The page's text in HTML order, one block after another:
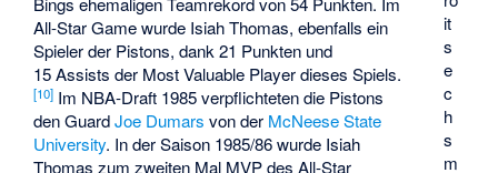
it
s
e
c
h
s
m
All-Star Game wurde Isiah Thomas, ebenfalls ein
Spieler der Pistons, dank 21 Punkten und
15 Assists der Most Valuable Player dieses Spiels.
[10] Im NBA-Draft 1985 verpflichteten die Pistons
den GuardJoe Dumars von der McNeese State
University. In der Saison 1985/86 wurde Isiah
Thomas zum zweiten Mal MVP des All-Star